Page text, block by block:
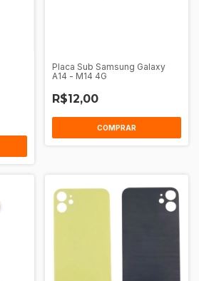
Placa Sub Samsung Galaxy
A14 - M14 4G
R$12,00